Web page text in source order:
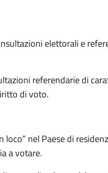
elettorali e
referendarie di
di voto.
nel Paese di
a votare.